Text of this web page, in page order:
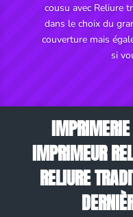
cousu avec Reliure
dans le choix du
couverture mais
si
IMPRIMEUR
RELIURE